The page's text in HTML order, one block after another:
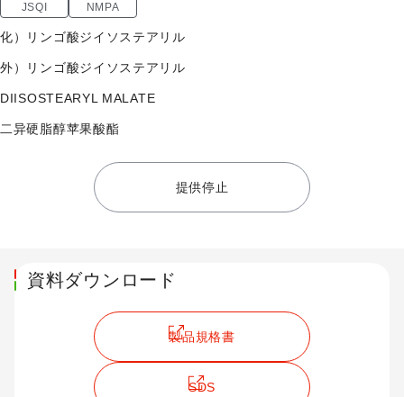
JSQI NMPA
化） リンゴ酸ジイソステアリル
外） リンゴ酸ジイソステアリル
DIISOSTEARYL MALATE
二异硬脂醇苹果酸酯
提供停止
資料ダウンロード
製品規格書
SDS